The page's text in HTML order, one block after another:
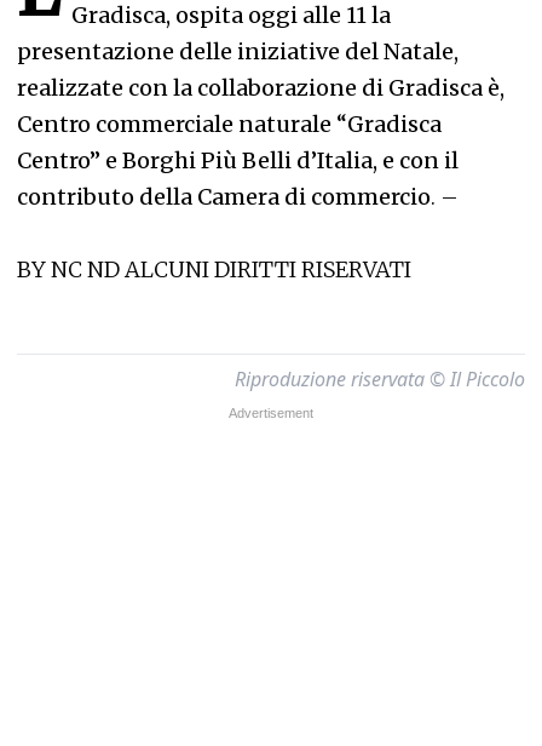
Gradisca, ospita oggi alle 11 la
presentazione delle iniziative del Natale,
realizzate con la collaborazione di Gradisca è,
Centro commerciale naturale “Gradisca
Centro” e Borghi Più Belli d’Italia, e con il
contributo della Camera di commercio. –
BY NC ND ALCUNI DIRITTI RISERVATI
Riproduzione riservata © Il Piccolo